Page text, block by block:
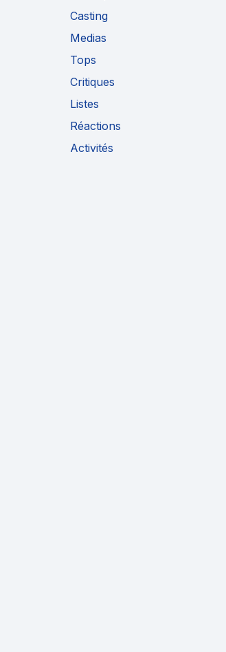
Casting
Medias
Tops
Critiques
Listes
Réactions
Activités